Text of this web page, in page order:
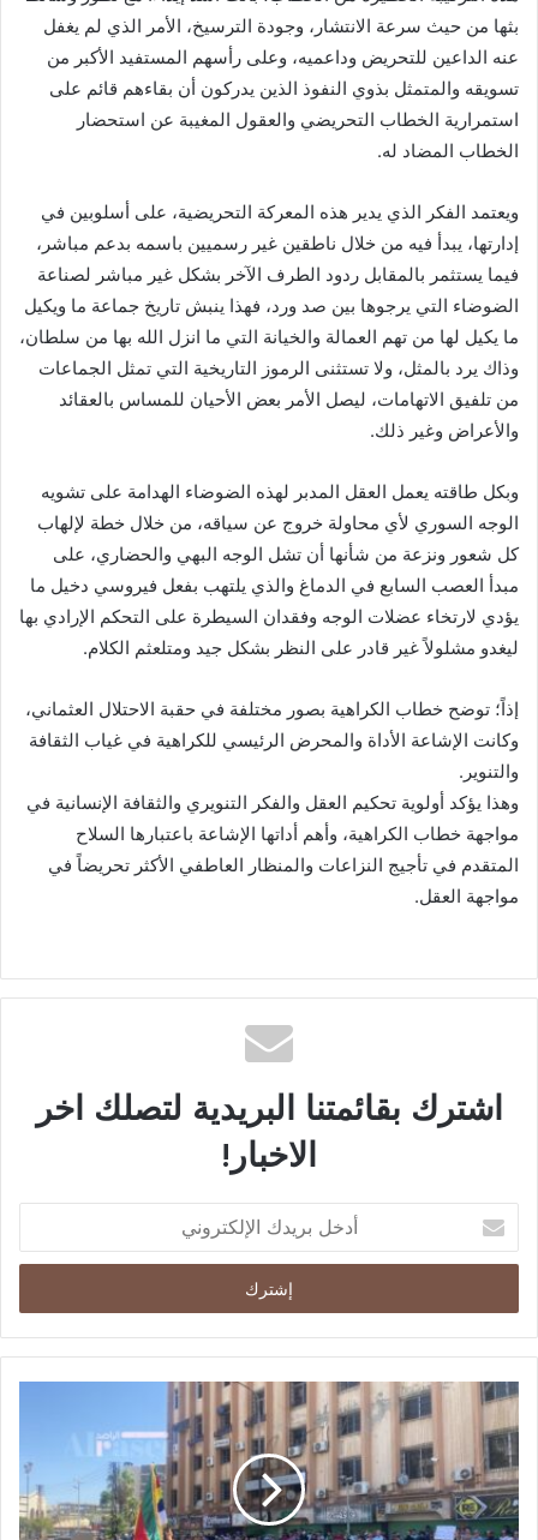
بثها من حيث سرعة الانتشار، وجودة الترسيخ، الأمر الذي لم يغفل
عنه الداعين للتحريض وداعميه، وعلى رأسهم المستفيد الأكبر من
تسويقه والمتمثل بذوي النفوذ الذين يدركون أن بقاءهم قائم على
استمرارية الخطاب التحريضي والعقول المغيبة عن استحضار
الخطاب المضاد له.
ويعتمد الفكر الذي يدير هذه المعركة التحريضية، على أسلوبين في
إدارتها، يبدأ فيه من خلال ناطقين غير رسميين باسمه بدعم مباشر،
فيما يستثمر بالمقابل ردود الطرف الآخر بشكل غير مباشر لصناعة
الضوضاء التي يرجوها بين صد ورد، فهذا ينبش تاريخ جماعة ما ويكيل
ما يكيل لها من تهم العمالة والخيانة التي ما انزل الله بها من سلطان،
وذاك يرد بالمثل، ولا تستثنى الرموز التاريخية التي تمثل الجماعات
من تلفيق الاتهامات، ليصل الأمر بعض الأحيان للمساس بالعقائد
والأعراض وغير ذلك.
وبكل طاقته يعمل العقل المدبر لهذه الضوضاء الهدامة على تشويه
الوجه السوري لأي محاولة خروج عن سياقه، من خلال خطة لإلهاب
كل شعور ونزعة من شأنها أن تشل الوجه البهي والحضاري، على
مبدأ العصب السابع في الدماغ والذي يلتهب بفعل فيروسي دخيل ما
يؤدي لارتخاء عضلات الوجه وفقدان السيطرة على التحكم الإرادي بها
ليغدو مشلولاً غير قادر على النظر بشكل جيد ومتلعثم الكلام.
إذاً؛ توضح خطاب الكراهية بصور مختلفة في حقبة الاحتلال العثماني،
وكانت الإشاعة الأداة والمحرض الرئيسي للكراهية في غياب الثقافة
والتنوير.
وهذا يؤكد أولوية تحكيم العقل والفكر التنويري والثقافة الإنسانية في
مواجهة خطاب الكراهية، وأهم أداتها الإشاعة باعتبارها السلاح
المتقدم في تأجيج النزاعات والمنظار العاطفي الأكثر تحريضاً في
مواجهة العقل.
اشترك بقائمتنا البريدية لتصلك اخر
الاخبار!